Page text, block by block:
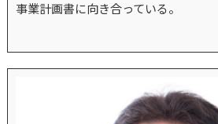
事業計画書に向き合っている。